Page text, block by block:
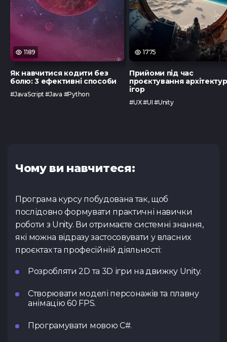
1189
Як навчитися кодити без
болю: 3 ефективні способи
#JavaScript #Java #Python
1775
Прийоми під час
проєктування
ігор
#UX #UI #Unity
Чому ви навчитеся:
Програма курсу побудована так, щоб
послідовно формувати практичні навички
роботи з Unity. Ви отримаєте системні знання,
які можна відразу застосовувати у власних
проєктах та професійній діяльності:
Розробляти 2D та 3D ігри на движку Unity.
Створювати моделі персонажів та плавну
анімацію 60 FPS.
Програмувати мовою C#.